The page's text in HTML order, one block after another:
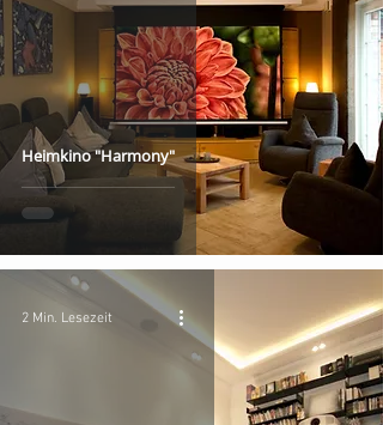
Heimkino "Harmony"
2 Min. Lesezeit